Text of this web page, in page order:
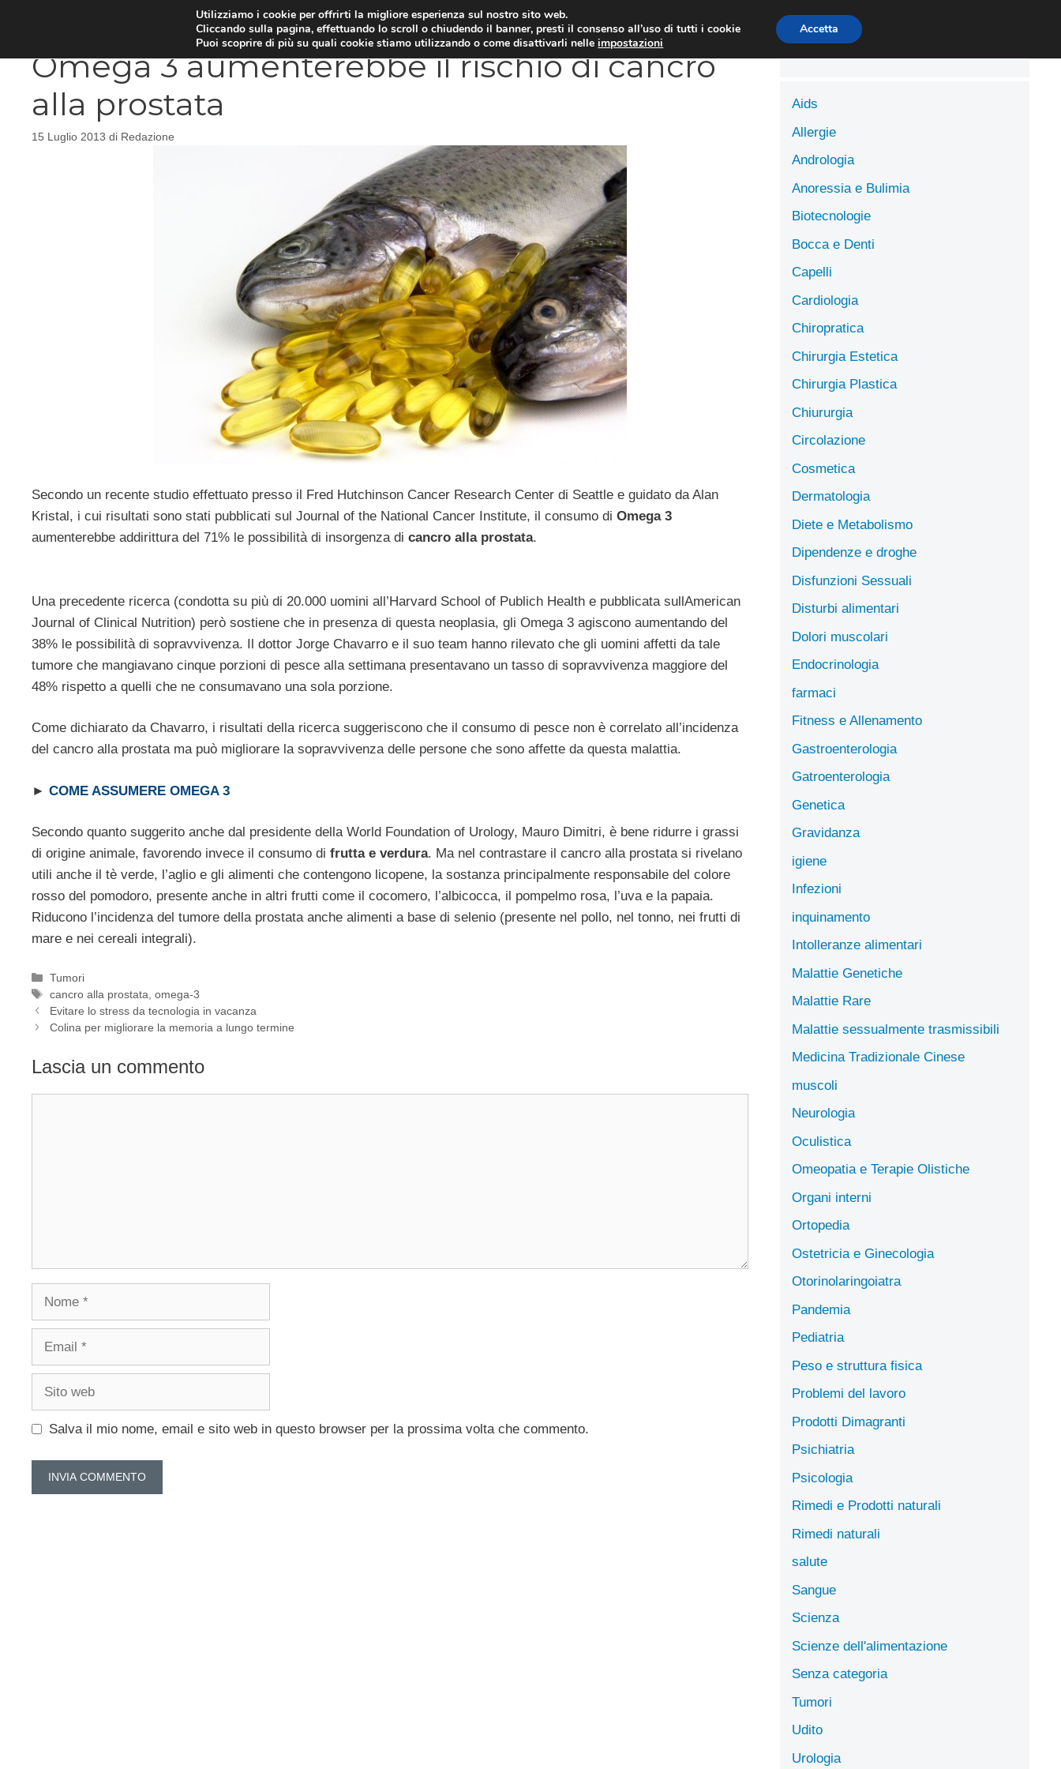
DIETE E METABOLISMO PSICOLOGIA NEUROLOGIA CARDIOLOGIA SCIENZE DELL’ALIMENTAZIONE
Omega 3 aumenterebbe il rischio di cancro
alla prostata
15 Luglio 2013 di Redazione
Secondo un recente studio effettuato presso il Fred Hutchinson Cancer Research Center di Seattle e guidato da Alan
Kristal, i cui risultati sono stati pubblicati sul Journal of the National Cancer Institute, il consumo di Omega 3
aumenterebbe addirittura del 71% le possibilità di insorgenza di cancro alla prostata.
Una precedente ricerca (condotta su più di 20.000 uomini all’Harvard School of Publich Health e pubblicata sullAmerican
Journal of Clinical Nutrition) però sostiene che in presenza di questa neoplasia, gli Omega 3 agiscono aumentando del
38% le possibilità di sopravvivenza. Il dottor Jorge Chavarro e il suo team hanno rilevato che gli uomini affetti da tale
tumore che mangiavano cinque porzioni di pesce alla settimana presentavano un tasso di sopravvivenza maggiore del
48% rispetto a quelli che ne consumavano una sola porzione.
Come dichiarato da Chavarro, i risultati della ricerca suggeriscono che il consumo di pesce non è correlato all’incidenza
del cancro alla prostata ma può migliorare la sopravvivenza delle persone che sono affette da questa malattia.
► COME ASSUMERE OMEGA 3
Secondo quanto suggerito anche dal presidente della World Foundation of Urology, Mauro Dimitri, è bene ridurre i grassi
di origine animale, favorendo invece il consumo di frutta e verdura. Ma nel contrastare il cancro alla prostata si rivelano
utili anche il tè verde, l’aglio e gli alimenti che contengono licopene, la sostanza principalmente responsabile del colore
rosso del pomodoro, presente anche in altri frutti come il cocomero, l’albicocca, il pompelmo rosa, l’uva e la papaia.
Riducono l’incidenza del tumore della prostata anche alimenti a base di selenio (presente nel pollo, nel tonno, nei frutti di
mare e nei cereali integrali).
Categorie
Tumori
Tag
cancro alla prostata ,omega-3
Evitare lo stress da tecnologia in vacanza
Colina per migliorare la memoria a lungo termine
Lascia un commento
Nome
Email
Sito
Salva il mio nome, email e sito web in questo browser per la prossima volta che commento.
Aids
Allergie
Andrologia
Anoressia e Bulimia
Biotecnologie
Bocca e Denti
Capelli
Cardiologia
Chiropratica
Chirurgia Estetica
Chirurgia Plastica
Chiururgia
Circolazione
Cosmetica
Dermatologia
Diete e Metabolismo
Dipendenze e droghe
Disfunzioni Sessuali
Disturbi alimentari
Dolori muscolari
Endocrinologia
farmaci
Fitness e Allenamento
Gastroenterologia
Gatroenterologia
Genetica
Gravidanza
igiene
Infezioni
inquinamento
Intolleranze alimentari
Malattie Genetiche
Malattie Rare
Malattie sessualmente trasmissibili
Medicina Tradizionale Cinese
muscoli
Neurologia
Oculistica
Omeopatia e Terapie Olistiche
Organi interni
Ortopedia
Ostetricia e Ginecologia
Otorinolaringoiatra
Pandemia
Pediatria
Peso e struttura fisica
Problemi del lavoro
Prodotti Dimagranti
Psichiatria
Psicologia
Rimedi e Prodotti naturali
Rimedi naturali
salute
Sangue
Scienza
Scienze dell'alimentazione
Senza categoria
Tumori
Udito
Urologia
Utilizziamo i cookie per offrirti la migliore esperienza sul nostro sito web.
Cliccando sulla pagina, effettuando lo scroll o chiudendo il banner, presti il consenso all’uso di tutti i cookie
Puoi scoprire di più su quali cookie stiamo utilizzando o come disattivarli nelleimpostazioni
Accetta